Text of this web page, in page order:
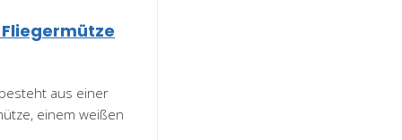
aus einer
einem weißen